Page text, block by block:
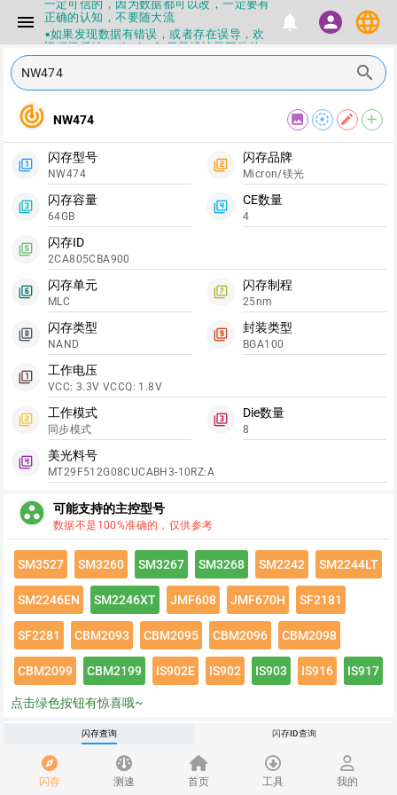
menu
一定可信的，因为数据都可以改，一定要有
正确的认知，不要随大流
▪如果发现数据有错误，或者存在误导，欢
迎积极反馈，Flashinfo尽量维护最正确的
指导性数据
▪Flashinfo APP更新技术规格和量产工具标
签啦，使用更加丝滑，快点击下载吧
下载服务会暂停一段时间才能恢复
本来就有不确定性，任何第三方工具提供的
数据都不要100%相信，包括量产工具都不
一定可信的，因为数据都可以改，一定要有
▪如果发现数据有错误，或者存在误导，欢
迎积极反馈，Flashinfo尽量维护最正确的
指导性数据
▪Flashinfo APP更新技术规格和量产工具标
签啦，使用更加丝滑，快点击下载吧
notifications person language
闪存 测速 首页 工具 我的
search
track_changes NW474 image filter_tilt_shift edit add
filter_1
闪存型号
NW474
filter_2
闪存品牌
Micron/镁光
filter_3
闪存容量
64GB
filter_4
CE数量
4
filter_5
闪存ID
2CA805CBA900
filter_6
闪存单元
MLC
filter_7
闪存制程
25nm
filter_8
闪存类型
NAND
filter_9
封装类型
BGA100
filter_1
工作电压
VCC: 3.3V VCCQ: 1.8V
filter_2
工作模式
同步模式
filter_3
Die数量
8
filter_4
美光料号
MT29F512G08CUCABH3-10RZ:A
group_work 可能支持的主控型号
数据不是100%准确的，仅供参考
SM3527 SM3260 SM3267 SM3268 SM2242 SM2244LT
SM2246EN SM2246XT JMF608 JMF670H SF2181
SF2281 CBM2093 CBM2095 CBM2096 CBM2098
CBM2099 CBM2199 IS902E IS902 IS903 IS916 IS917
点击绿色按钮有惊喜哦~
请登录查看该闪存速度详情
闪存查询 闪存ID查询